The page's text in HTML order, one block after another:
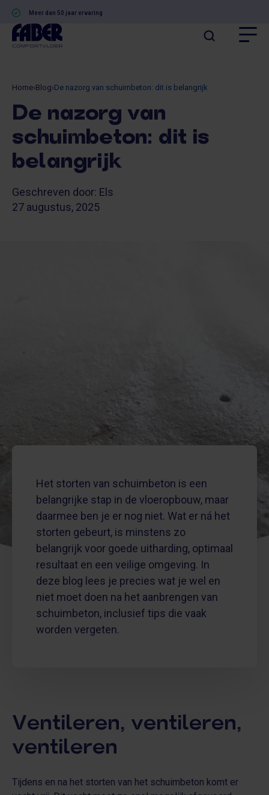
Meer dan 50 jaar ervaring
Home›Blog›De nazorg van schuimbeton: dit is belangrijk
De nazorg van
schuimbeton: dit is
belangrijk
Geschreven door: Els
27 augustus, 2025
Het storten van schuimbeton is een
belangrijke stap in de vloeropbouw, maar
daarmee ben je er nog niet. Wat er ná het
storten gebeurt, is minstens zo
belangrijk voor goede uitharding, optimaal
resultaat en een veilige omgeving. In
deze blog lees je precies wat je wel en
niet moet doen na het aanbrengen van
schuimbeton, inclusief tips die vaak
worden vergeten.
Ventileren, ventileren,
ventileren
Tijdens en na het storten van het schuimbeton komt er